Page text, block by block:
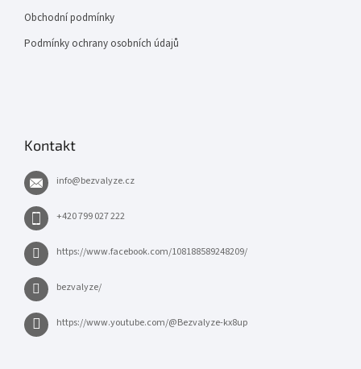
Obchodní podmínky
Podmínky ochrany osobních údajů
Kontakt
info@bezvalyze.cz
+420 799 027 222
https://www.facebook.com/108188589248209/
bezvalyze/
https://www.youtube.com/@Bezvalyze-kx8up